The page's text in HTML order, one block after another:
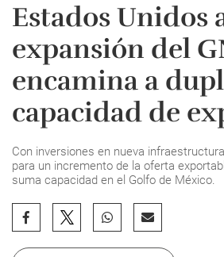
Estados Unidos
expansión del
encamina a
capacidad de
Con inversiones en nueva
para un incremento de la oferta
suma capacidad en el Golfo de México.